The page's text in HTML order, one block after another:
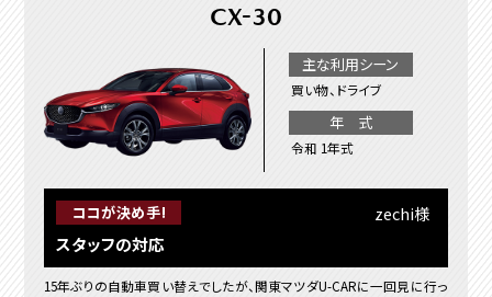
CX-30
主な利用シーン
買い物、ドライブ
年 式
令和 1年式
ココが決め手!
スタッフの対応
zechi様
15年ぶりの自動車買い替えでしたが、関東マツダU-CARに一回見に行っ